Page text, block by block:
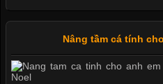
Nâng tầm cá tính